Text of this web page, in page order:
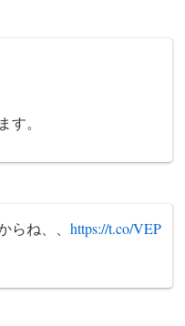
。
ね、、 https://t.co/VEP